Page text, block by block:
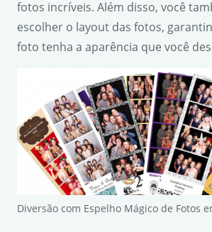
fotos incríveis. Além disso, você
escolher o layout das fotos,
foto tenha a aparência que você
Diversão com Espelho Mágico de Fotos